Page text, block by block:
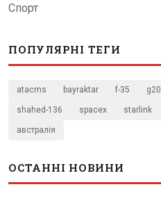
Спорт
ПОПУЛЯРНІ ТЕГИ
atacms bayraktar f-35 g20
shahed-136 spacex starlink
австралія
ОСТАННІ НОВИНИ